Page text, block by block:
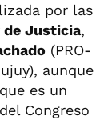
por las
de Justicia,
(PRO-
aunque
es un
Congreso